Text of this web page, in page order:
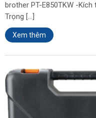
brother PT-E850TKW -
Trọng […]
Xem thêm